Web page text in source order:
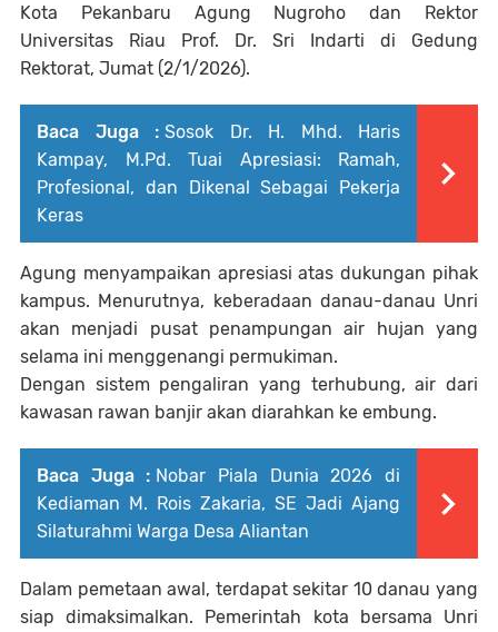
Kota Pekanbaru Agung Nugroho dan Rektor
Universitas Riau Prof. Dr. Sri Indarti di Gedung
Rektorat, Jumat (2/1/2026).
Baca Juga : Sosok Dr. H. Mhd. Haris
Kampay, M.Pd. Tuai Apresiasi: Ramah,
Profesional, dan Dikenal Sebagai Pekerja
Keras
Agung menyampaikan apresiasi atas dukungan pihak
kampus. Menurutnya, keberadaan danau-danau Unri
akan menjadi pusat penampungan air hujan yang
selama ini menggenangi permukiman.
Dengan sistem pengaliran yang terhubung, air dari
kawasan rawan banjir akan diarahkan ke embung.
Baca Juga : Nobar Piala Dunia 2026 di
Kediaman M. Rois Zakaria, SE Jadi Ajang
Silaturahmi Warga Desa Aliantan
Dalam pemetaan awal, terdapat sekitar 10 danau yang
siap dimaksimalkan. Pemerintah kota bersama Unri